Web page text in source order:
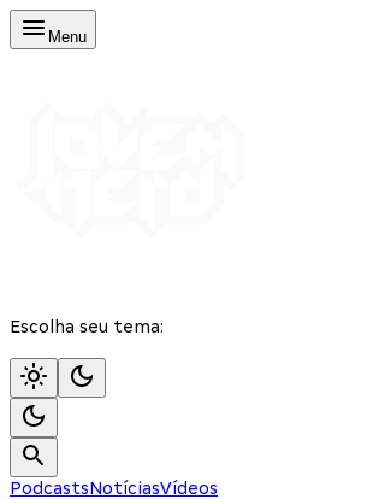
Menu
Escolha seu tema:
PodcastsNotíciasVídeos